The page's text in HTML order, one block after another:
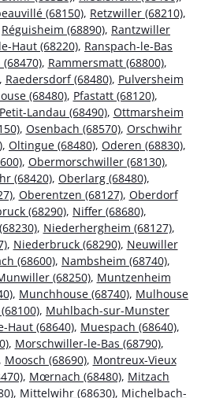
(68150), Retzwiller (68210),
Réguisheim (68890), Rantzwiller
Haut (68220), Ranspach-le-Bas
, Rammersmatt (68800),
Raedersdorf (68480), Pulversheim
(68480), Pfastatt (68120),
Petit-Landau (68490), Ottmarsheim
, Osenbach (68570), Orschwihr
, Oltingue (68480), Oderen (68830),
, Obermorschwiller (68130),
(68420), Oberlarg (68480),
, Oberentzen (68127), Oberdorf
(68290), Niffer (68680),
, Niederhergheim (68127),
, Niederbruck (68290), Neuwiller
(68600), Nambsheim (68740),
(68250), Muntzenheim
, Munchhouse (68740), Mulhouse
, Muhlbach-sur-Munster
Haut (68640), Muespach (68640),
, Morschwiller-le-Bas (68790),
Moosch (68690), Montreux-Vieux
, Mœrnach (68480), Mitzach
, Mittelwihr (68630), Michelbach-